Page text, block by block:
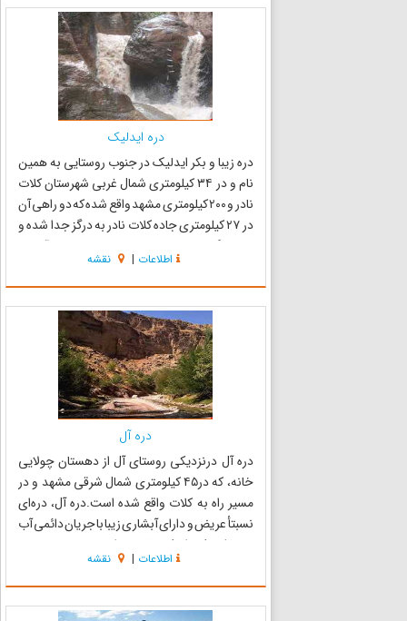
دره ایدلیک
دره زیبا و بکر ایدلیک در جنوب روستایی به همین
نام و در ۳۴ کیلومتری شمال غربی شهرستان کلات
نادر و ۲۰۰ کیلومتری مشهد واقع شده که دو راهی آن
در ۲۷ کیلومتری جاده کلات نادر به درگز جدا شده و
پس از گذشتن از دو روستای قاباخ و سلطان آباد به
آخرین روستا در این مسیر یعنی ایدلیک میرسد.
رودخانه ا...
اطلاعات | نقشه
دره آل
دره آل درنزدیکی روستای آل از دهستان چولایی
خانه، که در۴۵ کیلومتری شمال شرقی مشهد و در
مسیر راه به کلات واقع شده است.دره آل، دره‌ای
نسبتأ عریض و دارای آبشاری زیبا با جریان دائمی آب
می‌باشد که از کوه‌های هزار مسجد سرچشمه
می‌گیرد این دره به زواندرخ در روستایی به همین
نام منتهی می‌شود و سد ...
اطلاعات | نقشه